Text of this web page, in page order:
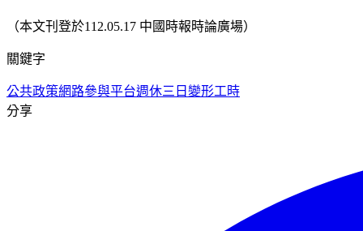
（本文刊登於112.05.17 中國時報時論廣場）
關鍵字
公共政策網路參與平台週休三日 變形工時
分享